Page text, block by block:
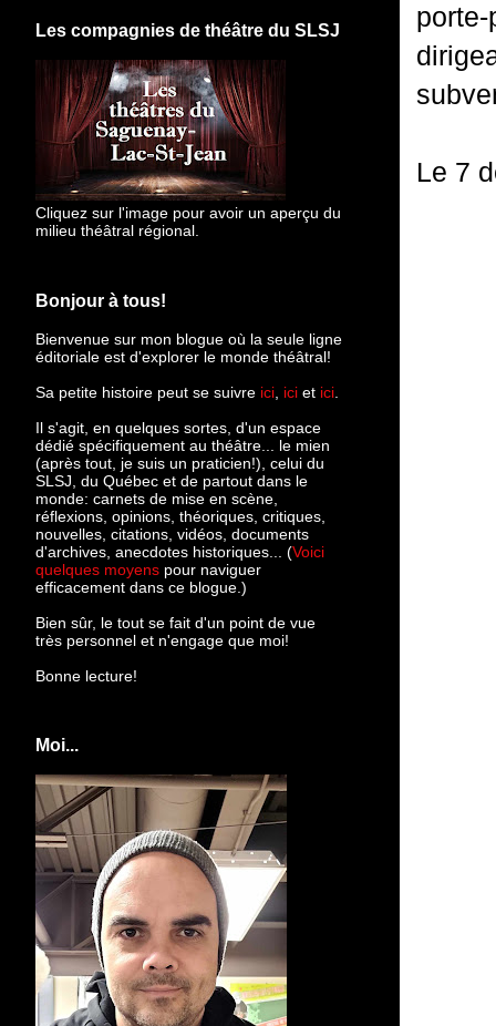
Le 7
Les compagnies de théâtre du SLSJ
Cliquez sur l'image pour avoir un aperçu du
milieu théâtral régional.
Bonjour à tous!
Bienvenue sur mon blogue où la seule ligne
éditoriale est d'explorer le monde théâtral!
Sa petite histoire peut se suivre ici ici et ici
Il s'agit, en quelques sortes, d'un espace
dédié spécifiquement au théâtre... le mien
(après tout, je suis un praticien!), celui du
SLSJ, du Québec et de partout dans le
monde: carnets de mise en scène,
réflexions, opinions, théoriques, critiques,
nouvelles, citations, vidéos, documents
d'archives, anecdotes historiques... (Voici
quelques moyens pour naviguer
efficacement dans ce blogue.)
Bien sûr, le tout se fait d'un point de vue
très personnel et n'engage que moi!
Bonne lecture!
Moi...